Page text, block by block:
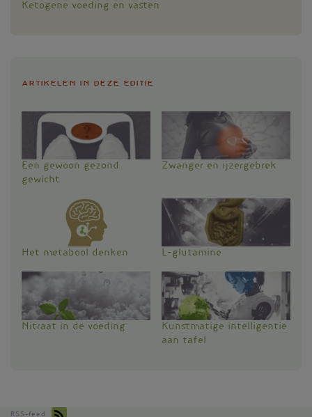
Ketogene voeding en vasten
Artikelen in deze editie
Een gewoon gezond
gewicht
Zwanger en ijzergebrek
Het metabool denken L-glutamine
Nitraat in de voeding
Kunstmatige intelligentie
aan tafel
RSS-feed